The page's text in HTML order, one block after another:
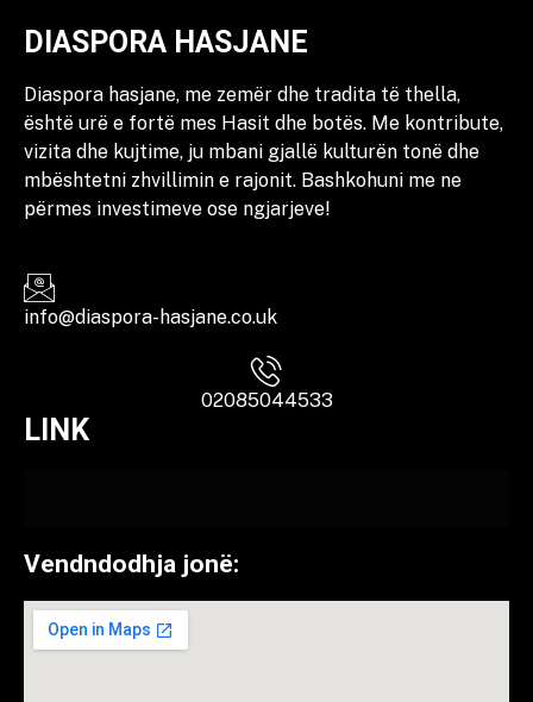
DIASPORA HASJANE
Diaspora hasjane, me zemër dhe tradita të thella,
është urë e fortë mes Hasit dhe botës. Me kontribute,
vizita dhe kujtime, ju mbani gjallë kulturën tonë dhe
mbështetni zhvillimin e rajonit. Bashkohuni me ne
përmes investimeve ose ngjarjeve!
info@diaspora-hasjane.co.uk
02085044533
LINK
Vendndodhja jonë: